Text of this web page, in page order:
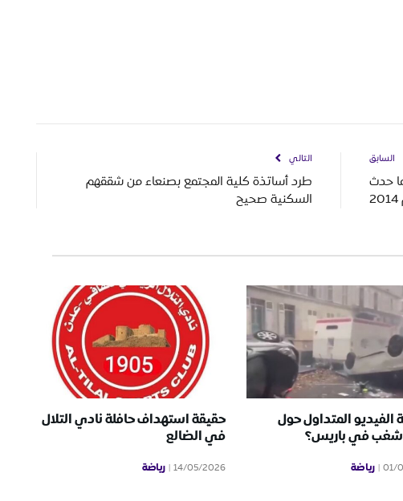
السابق
حدث
التالي
طرد أساتذة كلية المجتمع بصنعاء من شققهم
السكنية صحيح
الفيديو المتداول حول
شغب في باريس؟
01/ رياضة
حقيقة استهداف حافلة نادي التلال
في الضالع
14/05/2026 رياضة